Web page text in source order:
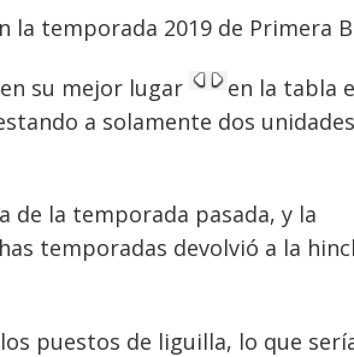
la temporada 2019 de Primera
su mejor lugar
en la tabla
a solamente dos
de la temporada pasada, y la
temporadas devolvió a la
puestos de liguilla, lo que